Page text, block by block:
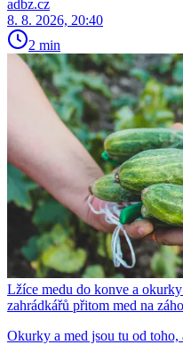
adbz.cz
8. 8. 2026, 20:40
2 min
Lžíce medu do konve a
zahrádkářů přitom med na
Okurky a med jsou tu od